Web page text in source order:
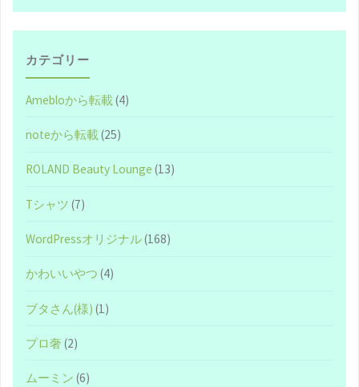
カテゴリー
Amebloから転載(4)
noteから転載(25)
ROLAND Beauty Lounge (13)
Tシャツ (7)
WordPressオリジナル(168)
かわいいやつ (4)
ブタさん(様) (1)
プロ奢 (2)
ムーミン (6)